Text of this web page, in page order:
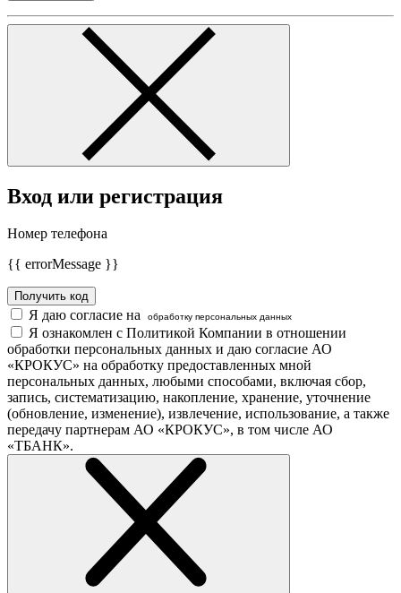
Вход или регистрация
Номер телефона
{{ errorMessage }}
Получить код
Я даю согласие на обработку персональных данных
Я ознакомлен с Политикой Компании в отношении
обработки персональных данных и даю согласие АО
«КРОКУС» на обработку предоставленных мной
персональных данных, любыми способами, включая сбор,
запись, систематизацию, накопление, хранение, уточнение
(обновление, изменение), извлечение, использование, а также
передачу партнерам АО «КРОКУС», в том числе АО
«ТБАНК».